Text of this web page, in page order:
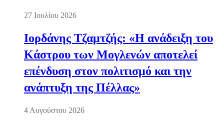
27 Ιουλίου 2026
Ιορδάνης Τζαμτζής: «Η ανάδειξη του
Κάστρου των Μογλενών αποτελεί
επένδυση στον πολιτισμό και την
ανάπτυξη της Πέλλας»
4 Αυγούστου 2026